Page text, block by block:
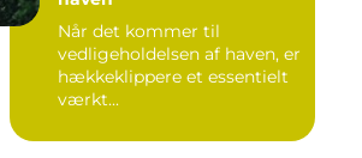
Når det kommer til
vedligeholdelsen af haven, er
hækkeklippere et essentielt
værkt...